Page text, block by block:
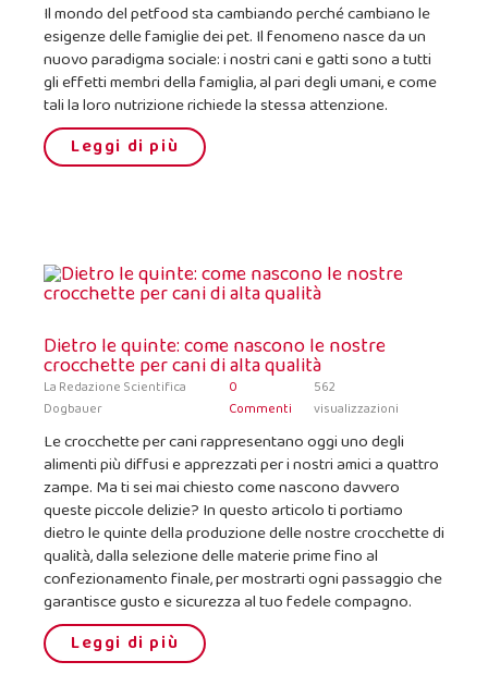
Il mondo del petfood sta cambiando perché cambiano le
esigenze delle famiglie dei pet. Il fenomeno nasce da un
nuovo paradigma sociale: i nostri cani e gatti sono a tutti
gli effetti membri della famiglia, al pari degli umani, e come
tali la loro nutrizione richiede la stessa attenzione.
Leggi di più
Dietro le quinte: come nascono le nostre
crocchette per cani di alta qualità
La Redazione Scientifica
Dogbauer
0
Commenti
562
visualizzazioni
Le crocchette per cani rappresentano oggi uno degli
alimenti più diffusi e apprezzati per i nostri amici a quattro
zampe. Ma ti sei mai chiesto come nascono davvero
queste piccole delizie? In questo articolo ti portiamo
dietro le quinte della produzione delle nostre crocchette di
qualità, dalla selezione delle materie prime fino al
confezionamento finale, per mostrarti ogni passaggio che
garantisce gusto e sicurezza al tuo fedele compagno.
Leggi di più